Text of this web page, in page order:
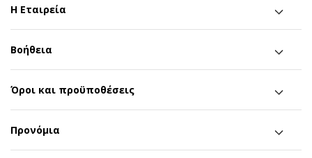
Η Εταιρεία
Βοήθεια
Όροι και προϋποθέσεις
Προνόμια